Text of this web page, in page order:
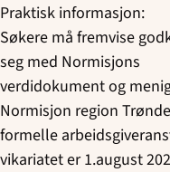
Praktisk informasjon:
Søkere må fremvise
seg med Normisjons
verdidokument og
Normisjon region
formelle
vikariatet er 1.august